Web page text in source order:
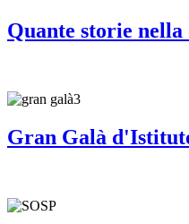
Quante storie
Gran Galà